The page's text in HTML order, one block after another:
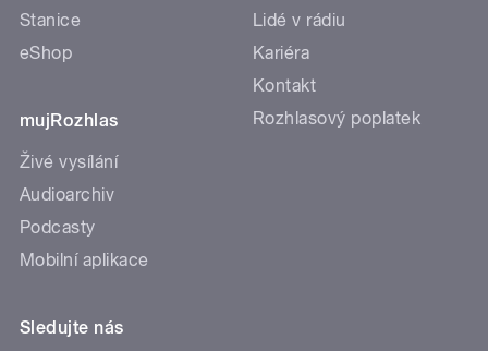
Stanice
eShop
mujRozhlas
Živé vysílání
Audioarchiv
Podcasty
Mobilní aplikace
Lidé v rádiu
Kariéra
Kontakt
Rozhlasový poplatek
Sledujte nás